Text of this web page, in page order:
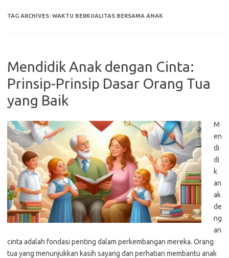
TAG ARCHIVES: WAKTU BERKUALITAS BERSAMA ANAK
Mendidik Anak dengan Cinta:
Prinsip-Prinsip Dasar Orang Tua
yang Baik
M
en
di
di
k
an
ak
de
ng
an
cinta adalah fondasi penting dalam perkembangan mereka. Orang
tua yang menunjukkan kasih sayang dan perhatian membantu anak